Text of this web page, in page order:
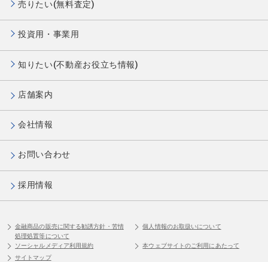
売りたい(無料査定)
投資用・事業用
知りたい(不動産お役立ち情報)
店舗案内
会社情報
お問い合わせ
採用情報
金融商品の販売に関する勧誘方針・苦情
処理処置等について
個人情報のお取扱いについて
ソーシャルメディア利用規約
本ウェブサイトのご利用にあたって
サイトマップ